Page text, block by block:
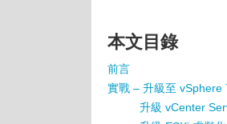
本文目錄
前言
實戰 – 升級至 vSphere
升級 vCenter